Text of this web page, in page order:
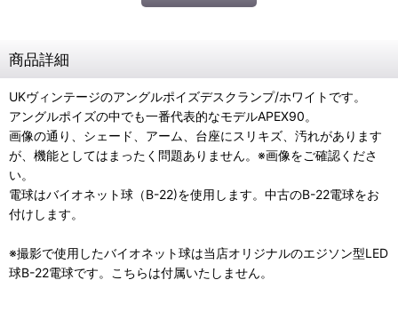
商品詳細
UKヴィンテージのアングルポイズデスクランプ/ホワイトです。
アングルポイズの中でも一番代表的なモデルAPEX90。
画像の通り、シェード、アーム、台座にスリキズ、汚れがあります
が、機能としてはまったく問題ありません。※画像をご確認くださ
い。
電球はバイオネット球（B-22)を使用します。中古のB-22電球をお
付けします。
※撮影で使用したバイオネット球は当店オリジナルのエジソン型LED
球B-22電球です。こちらは付属いたしません。